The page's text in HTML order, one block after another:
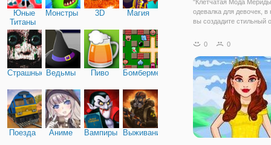
Юные
Титаны
Монстры 3D Магия
Страшные Ведьмы Пиво Бомбермен
Поезда Аниме Вампиры Выживание
"Клетчатая Мода
одевалка для девочек, в
вы создадите стильный
распоряжении есть все
наряды в клетку, так как
этом стиле
0 0